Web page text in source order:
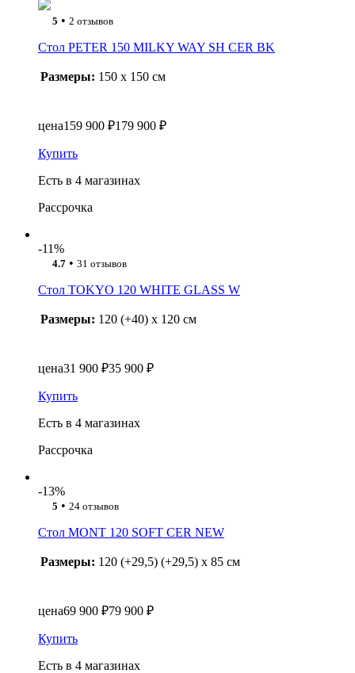
5 • 2 отзывов
Стол PETER 150 MILKY WAY SH CER BK
Размеры: 150 x 150 см
цена159 900 ₽179 900 ₽
Купить
Есть в 4 магазинах
Рассрочка
-11%
4.7 • 31 отзывов
Стол TOKYO 120 WHITE GLASS W
Размеры: 120 (+40) x 120 см
цена31 900 ₽35 900 ₽
Купить
Есть в 4 магазинах
Рассрочка
-13%
5 • 24 отзывов
Стол MONT 120 SOFT CER NEW
Размеры: 120 (+29,5) (+29,5) x 85 см
цена69 900 ₽79 900 ₽
Купить
Есть в 4 магазинах